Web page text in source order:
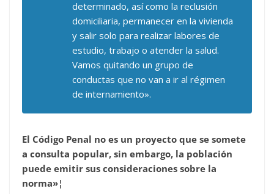
determinado, así como la reclusión
domiciliaria, permanecer en la vivienda
y salir solo para realizar labores de
estudio, trabajo o atender la salud.
Vamos quitando un grupo de
conductas que no van a ir al régimen
de internamiento».
El Código Penal no es un proyecto que se somete
a consulta popular, sin embargo, la población
puede emitir sus consideraciones sobre la
norma»¦